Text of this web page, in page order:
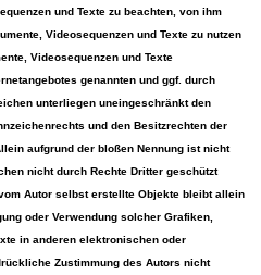
und Texte zu beachten, von ihm
Videosequenzen und Texte zu nutzen
Videosequenzen und Texte
genannten und ggf. durch
unterliegen uneingeschränkt den
und den Besitzrechten der
aufgrund der bloßen Nennung ist nicht
nicht durch Rechte Dritter geschützt
Autor selbst erstellte Objekte bleibt allein
oder Verwendung solcher Grafiken,
in anderen elektronischen oder
Zustimmung des Autors nicht